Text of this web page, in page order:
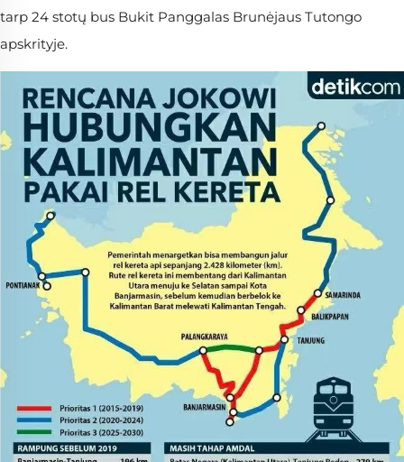
tarp 24 stotų bus Bukit Panggalas Brunėjaus Tutongo
apskrityje.